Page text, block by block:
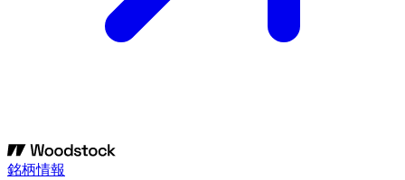
銘柄情報